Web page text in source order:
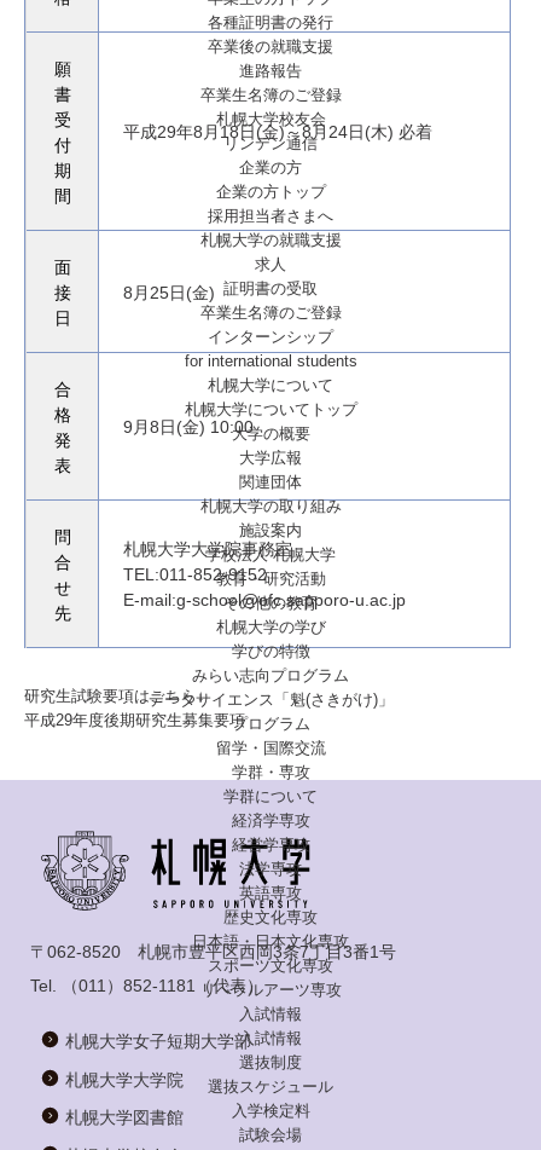
各種証明書の発行
卒業後の就職支援
進路報告
卒業生名簿のご登録
札幌大学校友会
リンデン通信
企業の方
企業の方トップ
採用担当者さまへ
札幌大学の就職支援
求人
証明書の受取
卒業生名簿のご登録
インターンシップ
for international students
札幌大学について
札幌大学についてトップ
大学の概要
大学広報
関連団体
札幌大学の取り組み
施設案内
学校法人 札幌大学
教育・研究活動
その他の教育
札幌大学の学び
学びの特徴
みらい志向プログラム
データサイエンス「魁(さきがけ)」
プログラム
留学・国際交流
学群・専攻
学群について
経済学専攻
経営学専攻
法学専攻
英語専攻
歴史文化専攻
日本語・日本文化専攻
スポーツ文化専攻
リベラルアーツ専攻
入試情報
入試情報
選抜制度
選抜スケジュール
入学検定料
試験会場
願
書
受
付
期
間
平成29年8月18日(金)～8月24日(木) 必着
面
接
日
8月25日(金)
合
格
発
表
9月8日(金) 10:00
問
合
せ
先
札幌大学大学院事務室
TEL:011-852-9152
E-mail:g-school@ofc.sapporo-u.ac.jp
研究生試験要項はこちら↓
平成29年度後期研究生募集要項
〒062-8520 札幌市豊平区西岡3条7丁目3番1号
Tel.
（011）852-1181 （代表）
札幌大学女子短期大学部
札幌大学大学院
札幌大学図書館